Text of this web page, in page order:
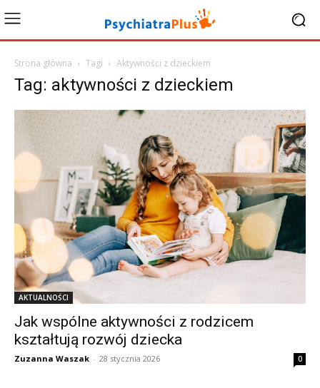
Strona główna Tagi Aktywności z dzieckiem
Tag: aktywności z dzieckiem
AKTUALNOŚCI
Jak wspólne aktywności z rodzicem
kształtują rozwój dziecka
Zuzanna Waszak - 28 stycznia 2026 0